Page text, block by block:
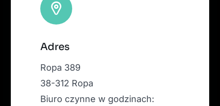
|Map tiles by
OpenStreetMap, under ODbL.
Adres
Ropa 389
38-312 Ropa
Biuro czynne w godzinach: